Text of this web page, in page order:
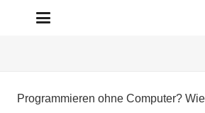
Programmieren ohne Computer?